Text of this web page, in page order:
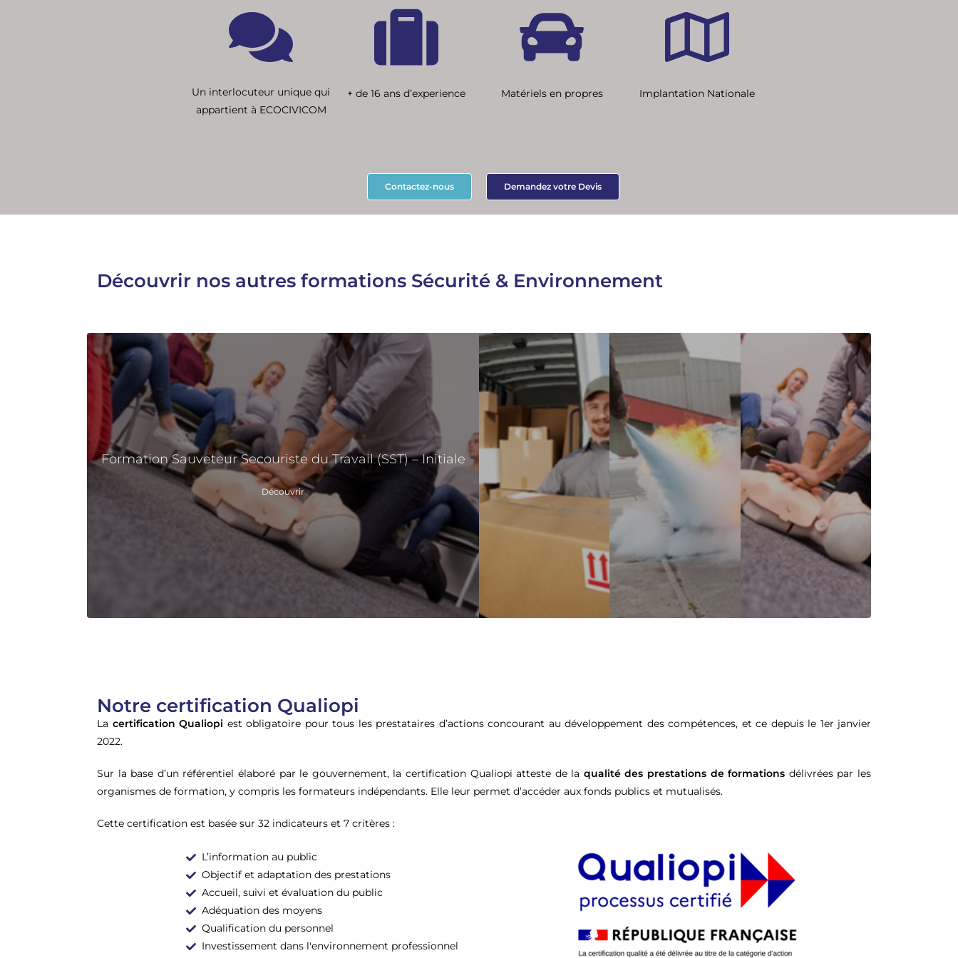
Un interlocuteur unique qui
appartient à ECOCIVICOM
+ de 16 ans d’experience Matériels en propres Implantation Nationale
Contactez-nous Demandez votre Devis
Découvrir nos autres formations Sécurité & Environnement
Formation Sauveteur Secouriste du Travail (SST) – Initiale
Découvrir
Notre certification Qualiopi
La certification Qualiopi est obligatoire pour tous les prestataires d’actions concourant au développement des compétences, et ce depuis le 1er janvier
2022.
Sur la base d’un référentiel élaboré par le gouvernement, la certification Qualiopi atteste de la qualité des prestations de formations délivrées par les
organismes de formation, y compris les formateurs indépendants. Elle leur permet d’accéder aux fonds publics et mutualisés.
Cette certification est basée sur 32 indicateurs et 7 critères :
L’information au public
Objectif et adaptation des prestations
Accueil, suivi et évaluation du public
Adéquation des moyens
Qualification du personnel
Investissement dans l'environnement professionnel